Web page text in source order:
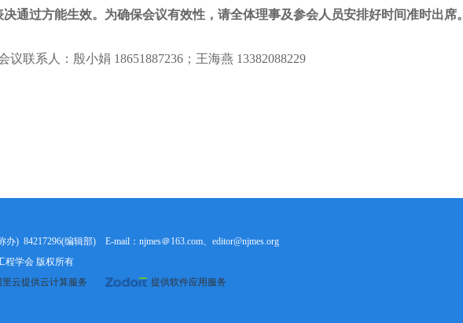
决通过方能生效。为确保会议有效性，请全体理事及参会人员安排好时间准时出席。
议联系人：殷小娟 18651887236；王海燕 13382088229
) 84217296(编辑部) E-mail：njmes＠163.com、editor@njmes.org
程学会 版权所有
里云提供云计算服务
提供软件应用服务